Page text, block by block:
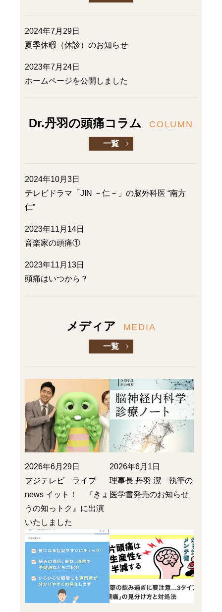
2024年7月29日
夏季休暇（休診）のお知らせ
2023年7月24日
ホームページを公開しました
Dr.丹羽の頭痛コラム COLUMN
一覧
2024年10月3日
テレビドラマ「JIN －仁－」の脳外科医 “南方
仁”
2023年11月14日
音楽家の頭痛①
2023年11月13日
頭痛はいつから？
メディア MEDIA
一覧
2026年6月29日
フジテレビ ライブ
news イット！ 『きょ
うの知っトク』に出演
いたしました
2026年6月1日
理事長 丹羽 潔 執筆の
医学書発売のお知らせ